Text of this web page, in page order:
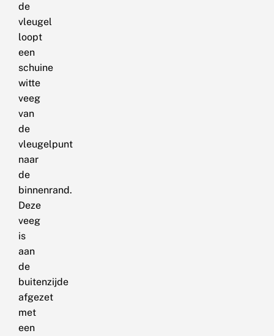
de
vleugel
loopt
een
schuine
witte
veeg
van
de
vleugelpunt
naar
de
binnenrand.
Deze
veeg
is
aan
de
buitenzijde
afgezet
met
een